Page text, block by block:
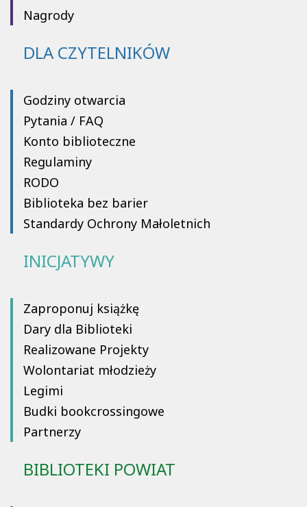
Nagrody
DLA CZYTELNIKÓW
Godziny otwarcia
Pytania / FAQ
Konto biblioteczne
Regulaminy
RODO
Biblioteka bez barier
Standardy Ochrony Małoletnich
INICJATYWY
Zaproponuj książkę
Dary dla Biblioteki
Realizowane Projekty
Wolontariat młodzieży
Legimi
Budki bookcrossingowe
Partnerzy
BIBLIOTEKI POWIAT